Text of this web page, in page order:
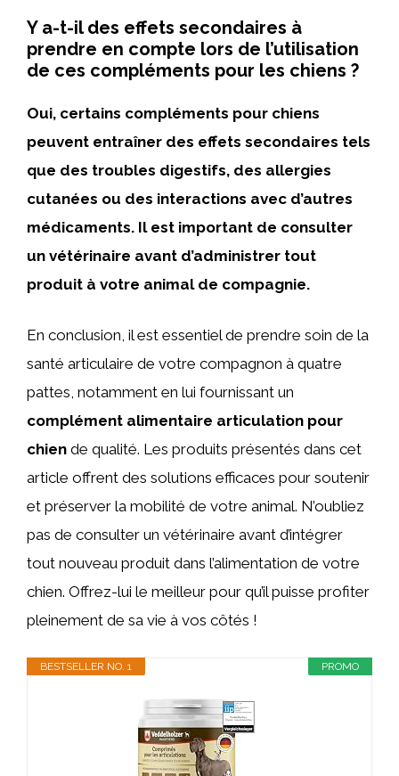
Y a-t-il des effets secondaires à
prendre en compte lors de l’utilisation
de ces compléments pour les chiens ?
Oui, certains compléments pour chiens
peuvent entraîner des effets secondaires tels
que des troubles digestifs, des allergies
cutanées ou des interactions avec d’autres
médicaments. Il est important de consulter
un vétérinaire avant d’administrer tout
produit à votre animal de compagnie.
En conclusion, il est essentiel de prendre soin de la
santé articulaire de votre compagnon à quatre
pattes, notamment en lui fournissant un
complément alimentaire articulation pour
chien de qualité. Les produits présentés dans cet
article offrent des solutions efficaces pour soutenir
et préserver la mobilité de votre animal. N’oubliez
pas de consulter un vétérinaire avant d’intégrer
tout nouveau produit dans l’alimentation de votre
chien. Offrez-lui le meilleur pour qu’il puisse profiter
pleinement de sa vie à vos côtés !
PROMO
BESTSELLER NO. 1